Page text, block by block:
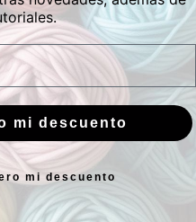
y 17.00 a 20.00h
a 14.00h
y noticias de
mi descuento
mi descuento